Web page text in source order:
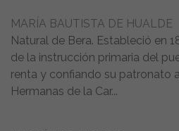
MARÍA BAUTISTA DE HUALDE
Natural de Bera. Estableció en
de la instrucción primaria del
renta y confiando su patronato
Hermanas de la Car...